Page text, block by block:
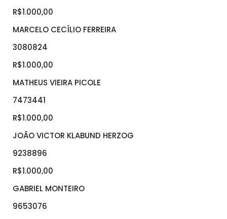
R$1.000,00
MARCELO CECÍLIO FERREIRA
3080824
R$1.000,00
MATHEUS VIEIRA PICOLE
7473441
R$1.000,00
JOÃO VICTOR KLABUND HERZOG
9238896
R$1.000,00
GABRIEL MONTEIRO
9653076